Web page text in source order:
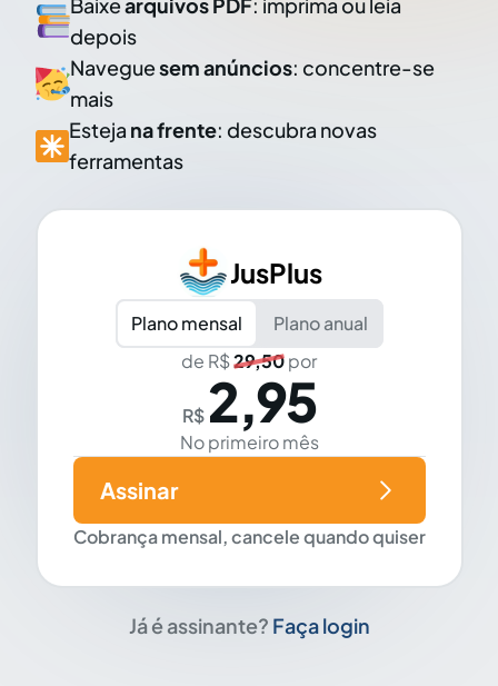
Baixearquivos PDF: imprima ou leia
depois
Naveguesem anúncios: concentre-se
mais
Esteja na frente: descubra novas
ferramentas
JusPlus
Plano mensal
Plano anual
de R$29,50por
R$ 2,95
No primeiro mês
Cobrança mensal, cancele quando quiser
Assinar
Já é assinante? Faça login